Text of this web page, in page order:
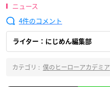
ニュース
4
ライター：にじめん編集部
カテゴリ : 僕のヒーローアカデミア